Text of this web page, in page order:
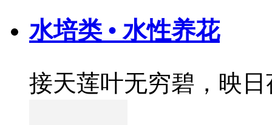
水培类 • 水性养花
接天莲叶无穷碧，映